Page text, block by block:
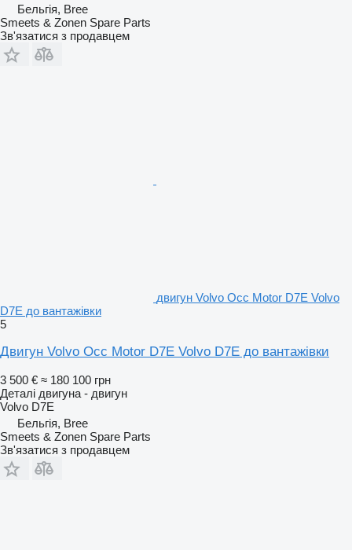
Бельгія, Bree
Smeets & Zonen Spare Parts
Зв'язатися з продавцем
двигун Volvo Occ Motor D7E Volvo
D7E до вантажівки
5
Двигун Volvo Occ Motor D7E Volvo D7E до вантажівки
3 500 € ≈ 180 100 грн
Деталі двигуна - двигун
Volvo D7E
Бельгія, Bree
Smeets & Zonen Spare Parts
Зв'язатися з продавцем